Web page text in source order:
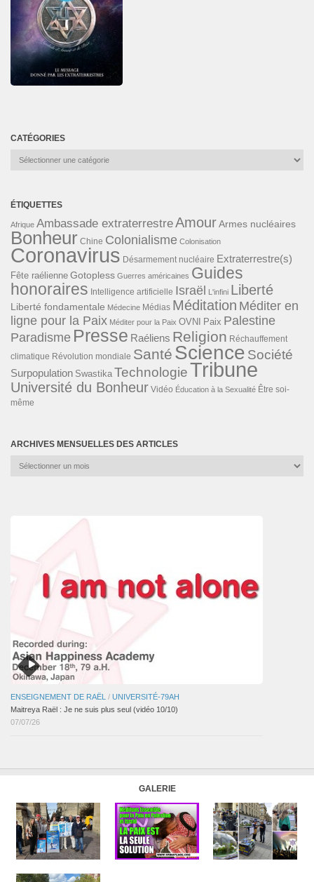
CATÉGORIES
Catégories
ÉTIQUETTES
Afrique Ambassade extraterrestreAmourArmes nucléaires
Bonheur Chine Colonialisme Colonisation
Coronavirus Désarmement nucléaire Extraterrestre(s)
Fête raélienne Gotopless Guerres américaines Guides
honoraires Intelligence artificielle Israël L'infini Liberté
Liberté fondamentale Médecine Médias Méditation Méditer en
ligne pour la Paix Méditer pour la Paix OVNI Paix Palestine
Paradisme Presse Raéliens Religion Réchauffement
climatique Révolution mondiale Santé Science Société
Surpopulation Swastika TechnologieTribune
Université du Bonheur Vidéo Éducation à la Sexualité Être soi-
même
ARCHIVES MENSUELLES DES ARTICLES
Archives
ENSEIGNEMENT DE RAËL / UNIVERSITÉ-79AH
Maitreya Raël : Je ne suis plus seul (vidéo 10/10)
07/07/26
GALERIE